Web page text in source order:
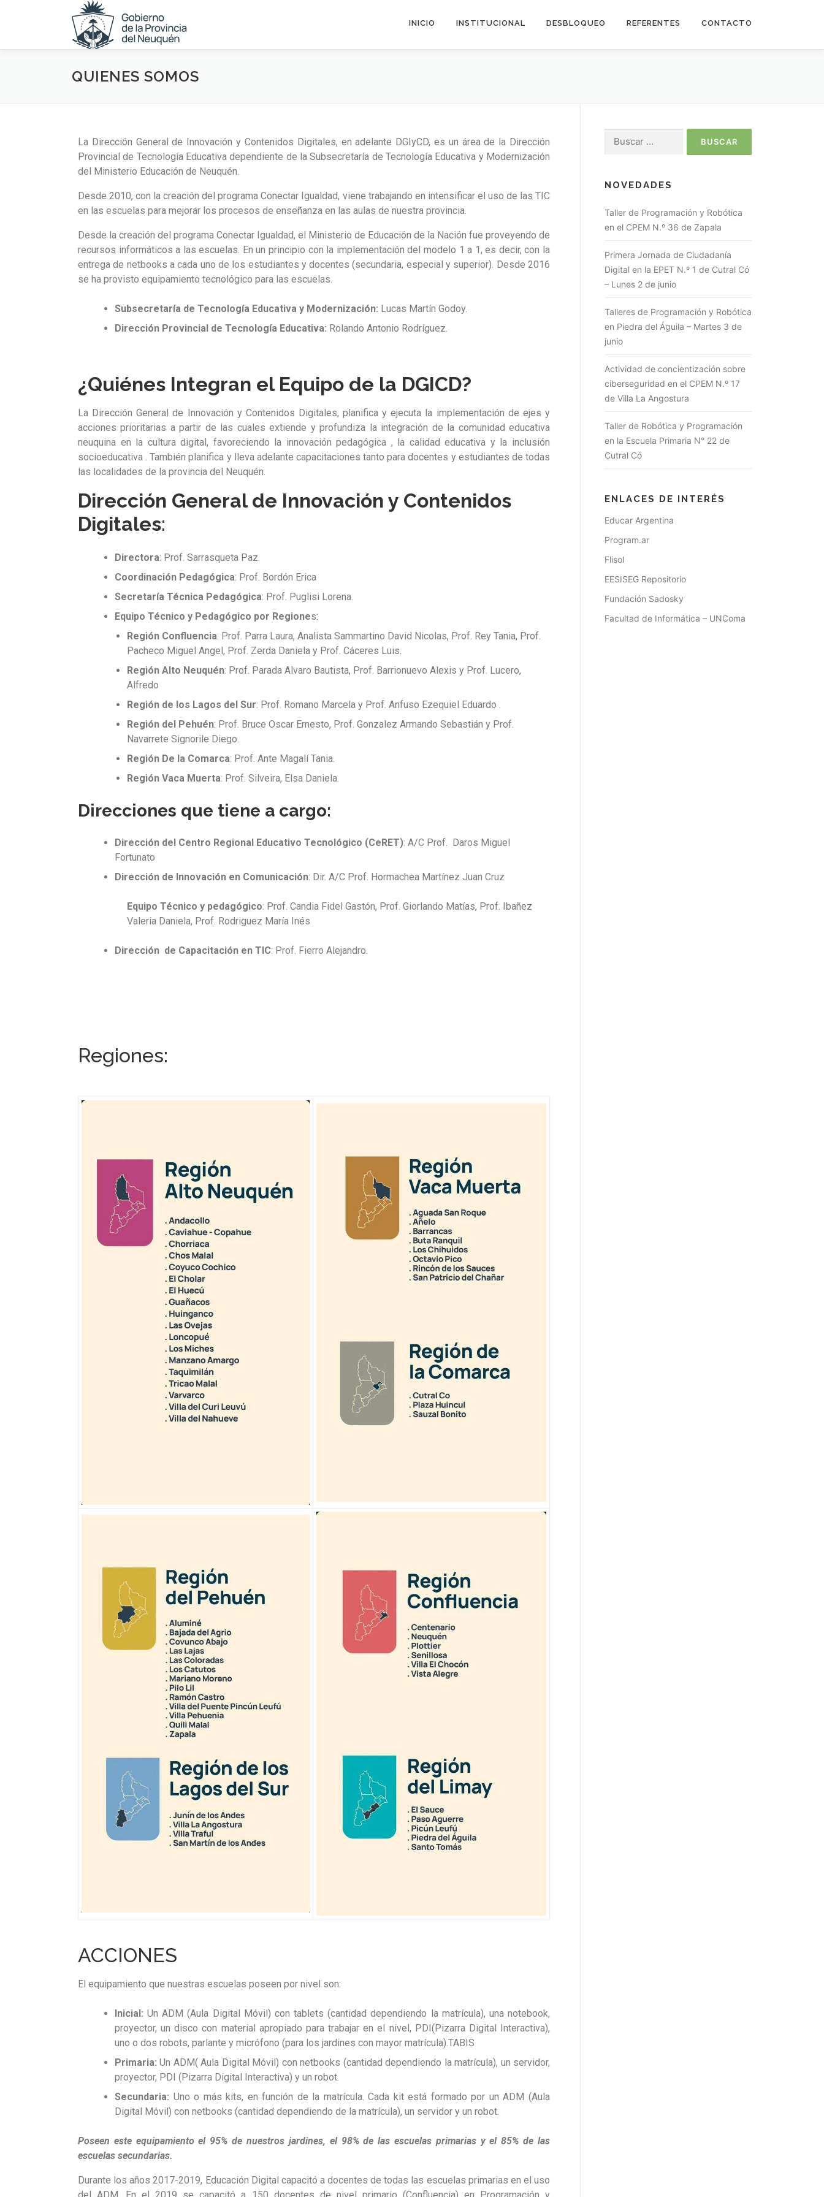
INICIO INSTITUCIONAL DESBLOQUEO REFERENTES CONTACTO
QUIENES SOMOS
La Dirección General de Innovación y Contenidos Digitales, en adelante DGIyCD, es un área de la Dirección
Provincial de Tecnología Educativa dependiente de la Subsecretaría de Tecnología Educativa y Modernización
del Ministerio Educación de Neuquén.
Desde 2010, con la creación del programa Conectar Igualdad, viene trabajando en intensificar el uso de las TIC
en las escuelas para mejorar los procesos de enseñanza en las aulas de nuestra provincia.
Desde la creación del programa Conectar Igualdad, el Ministerio de Educación de la Nación fue proveyendo de
recursos informáticos a las escuelas. En un principio con la implementación del modelo 1 a 1, es decir, con la
entrega de netbooks a cada uno de los estudiantes y docentes (secundaria, especial y superior). Desde 2016
se ha provisto equipamiento tecnológico para las escuelas.
Subsecretaría de Tecnología Educativa y Modernización: Lucas Martín Godoy.
Dirección Provincial de Tecnología Educativa: Rolando Antonio Rodríguez.
¿Quiénes Integran el Equipo de la DGICD?
La Dirección General de Innovación y Contenidos Digitales, planifica y ejecuta la implementación de ejes y
acciones prioritarias a partir de las cuales extiende y profundiza la integración de la comunidad educativa
neuquina en la cultura digital, favoreciendo la innovación pedagógica , la calidad educativa y la inclusión
socioeducativa . También planifica y lleva adelante capacitaciones tanto para docentes y estudiantes de todas
las localidades de la provincia del Neuquén.
Dirección General de Innovación y Contenidos
Digitales:
Directora: Prof. Sarrasqueta Paz.
Coordinación Pedagógica: Prof. Bordón Erica
Secretaría Técnica Pedagógica: Prof. Puglisi Lorena.
Equipo Técnico y Pedagógico por Regiones:
Región Confluencia: Prof. Parra Laura, Analista Sammartino David Nicolas, Prof. Rey Tania, Prof.
Pacheco Miguel Angel, Prof. Zerda Daniela y Prof. Cáceres Luis.
Región Alto Neuquén: Prof. Parada Alvaro Bautista, Prof. Barrionuevo Alexis y Prof. Lucero,
Alfredo
Región de los Lagos del Sur: Prof. Romano Marcela y Prof. Anfuso Ezequiel Eduardo .
Región del Pehuén: Prof. Bruce Oscar Ernesto, Prof. Gonzalez Armando Sebastián y Prof.
Navarrete Signorile Diego.
Región De la Comarca: Prof. Ante Magalí Tania.
Región Vaca Muerta: Prof. Silveira, Elsa Daniela.
Direcciones que tiene a cargo:
Dirección del Centro Regional Educativo Tecnológico (CeRET): A/C Prof. Daros Miguel
Fortunato
Dirección de Innovación en Comunicación: Dir. A/C Prof. Hormachea Martínez Juan Cruz
Equipo Técnico y pedagógico: Prof. Candia Fidel Gastón, Prof. Giorlando Matías, Prof. Ibañez
Valeria Daniela, Prof. Rodriguez María Inés
Dirección de Capacitación en TIC: Prof. Fierro Alejandro.
Regiones:
ACCIONES
El equipamiento que nuestras escuelas poseen por nivel son:
Inicial: Un ADM (Aula Digital Móvil) con tablets (cantidad dependiendo la matrícula), una notebook,
proyector, un disco con material apropiado para trabajar en el nivel, PDI(Pizarra Digital Interactiva),
uno o dos robots, parlante y micrófono (para los jardines con mayor matrícula).TABIS
Primaria: Un ADM( Aula Digital Móvil) con netbooks (cantidad dependiendo la matrícula), un servidor,
proyector, PDI (Pizarra Digital Interactiva) y un robot.
Secundaria: Uno o más kits, en función de la matrícula. Cada kit está formado por un ADM (Aula
Digital Móvil) con netbooks (cantidad dependiendo de la matrícula), un servidor y un robot.
Poseen este equipamiento el 95% de nuestros jardines, el 98% de las escuelas primarias y el 85% de las
escuelas secundarias.
Durante los años 2017-2019, Educación Digital capacitó a docentes de todas las escuelas primarias en el uso
NOVEDADES
Taller de Programación y Robótica
en el CPEM N.º 36 de Zapala
Primera Jornada de Ciudadanía
Digital en la EPET N.º 1 de Cutral Có
– Lunes 2 de junio
Talleres de Programación y Robótica
en Piedra del Águila – Martes 3 de
junio
Actividad de concientización sobre
ciberseguridad en el CPEM N.º 17
de Villa La Angostura
Taller de Robótica y Programación
en la Escuela Primaria N° 22 de
Cutral Có
ENLACES DE INTERÉS
Educar Argentina
Program.ar
Flisol
EESISEG Repositorio
Fundación Sadosky
Facultad de Informática – UNComa